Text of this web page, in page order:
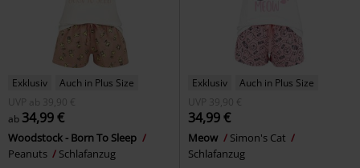
Exklusiv
Auch in Plus Size
UVP
ab
39,90 €
ab 34,99 €
Woodstock - Born To Sleep
Peanuts
Schlafanzug
Exklusiv
Auch in Plus Size
UVP
39,90 €
34,99 €
Meow
Simon's Cat
Schlafanzug